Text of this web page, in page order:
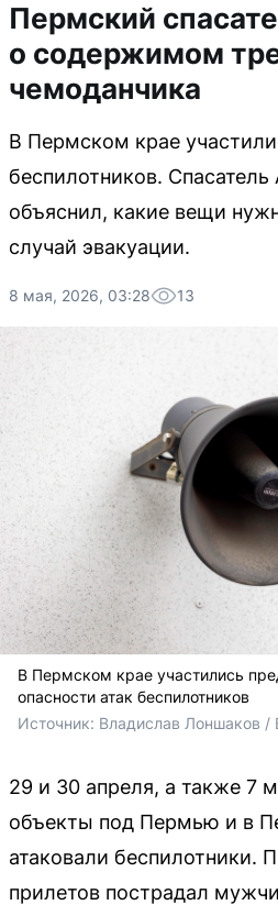
Пермский
о содержимом
чемоданчика
В Пермском крае
беспилотников.
объяснил, какие вещи
случай эвакуации.
8 мая, 2026, 03:28 13
В Пермском крае участились
опасности атак беспилотников
Источник: Владислав Лоншаков /
29 и 30 апреля, а также 7
объекты под Пермью и в
атаковали беспилотники.
прилетов пострадал